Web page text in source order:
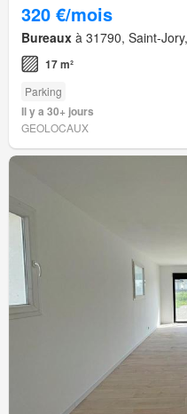
320 €/mois
Bureaux à 31790, Saint-
17 m²
Parking
Il y a 30+ jours
GEOLOCAUX